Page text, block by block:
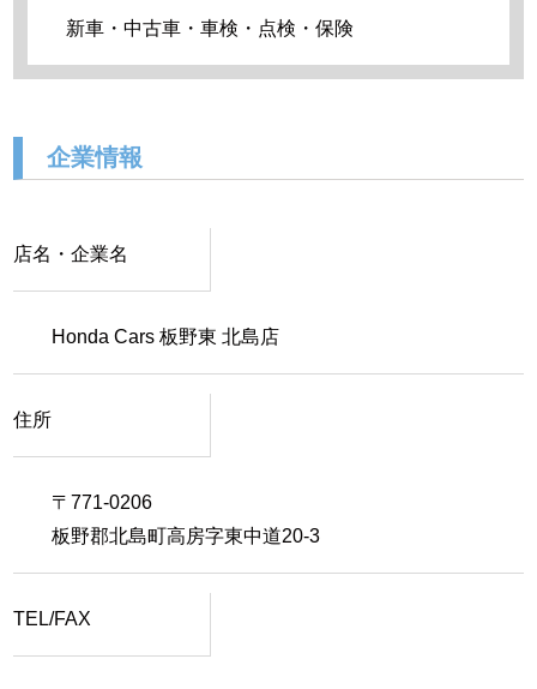
新車・中古車・車検・点検・保険
企業情報
店名・企業名
Honda Cars 板野東 北島店
住所
〒771-0206
板野郡北島町高房字東中道20-3
TEL/FAX